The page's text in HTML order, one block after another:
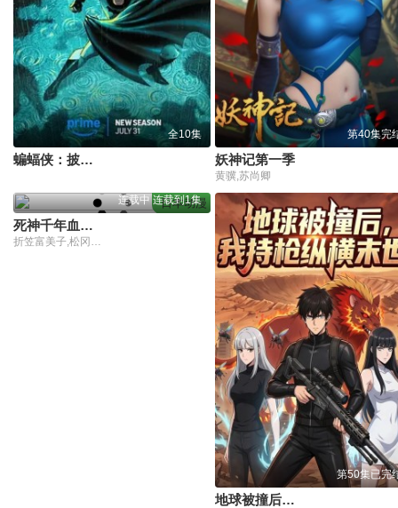
全10集
蝙蝠侠：披风战士第2季
第40集完
妖神记第一季
黄骥,苏尚卿
日本动漫
连载中 连载到1集
死神千年血战篇第四季
第50集已完
地球被撞后，我持枪纵横末世！